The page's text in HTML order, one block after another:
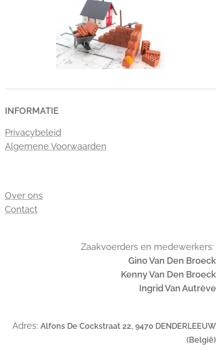
INFORMATIE
Privacybeleid
Algemene Voorwaarden
Over ons
Contact
Zaakvoerders en medewerkers:
Gino Van Den Broeck
Kenny Van Den Broeck
Ingrid Van Autrève
Adres: Alfons De Cockstraat 22, 9470 DENDERLEEUW
(België)